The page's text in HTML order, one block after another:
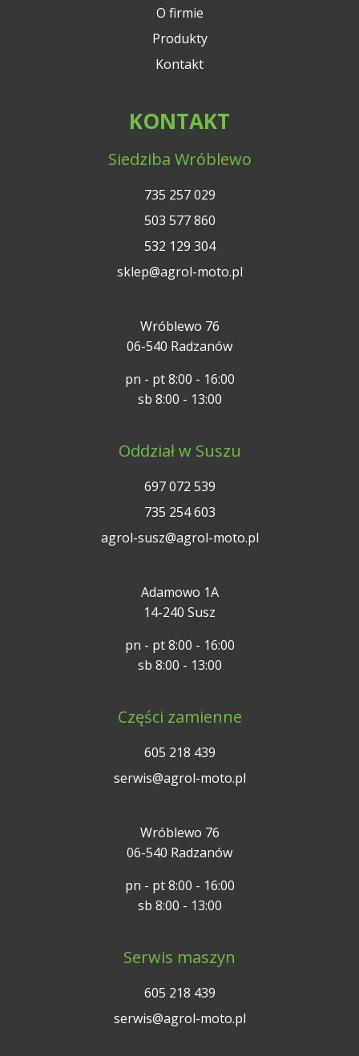
O firmie
Produkty
Kontakt
KONTAKT
Siedziba Wróblewo
735 257 029
503 577 860
532 129 304
sklep@agrol-moto.pl
Wróblewo 76
06-540 Radzanów
pn - pt 8:00 - 16:00
sb 8:00 - 13:00
Oddział w Suszu
697 072 539
735 254 603
agrol-susz@agrol-moto.pl
Adamowo 1A
14-240 Susz
pn - pt 8:00 - 16:00
sb 8:00 - 13:00
Części zamienne
605 218 439
serwis@agrol-moto.pl
Wróblewo 76
06-540 Radzanów
pn - pt 8:00 - 16:00
sb 8:00 - 13:00
Serwis maszyn
605 218 439
serwis@agrol-moto.pl